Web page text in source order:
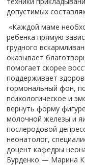
допустимых
«Каждой маме
ребенка прямую
грудного
оказывает
помогает скорее
поддерживает
гормональный фон,
психологическое и
вернуть форму
молочной железы и
послеродовой
неонатолог,
доцент кафедры
Бурденко — Марина